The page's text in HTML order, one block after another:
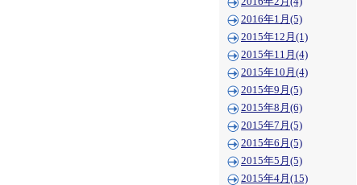
2016年1月(5)
2015年12月(1)
2015年11月(4)
2015年10月(4)
2015年9月(5)
2015年8月(6)
2015年7月(5)
2015年6月(5)
2015年5月(5)
2015年4月(15)